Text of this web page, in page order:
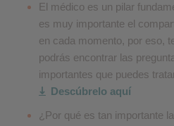
El médico es un pilar
es muy importante el
en cada momento, por eso,
podrás encontrar las
importantes que puedes
Descúbrelo aquí
¿Por qué es tan importante